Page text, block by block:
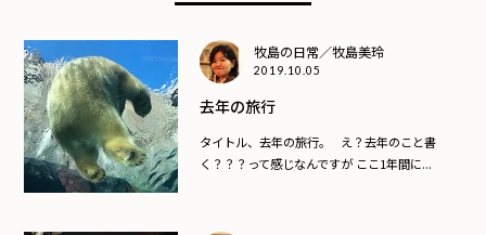
牧島の日常／牧島美玲
2019.10.05
去年の旅行
タイトル、去年の旅行。 え？去年のこと書
く？？？って感じなんですが ここ1年間に...